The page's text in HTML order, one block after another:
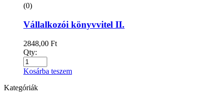
(0)
Vállalkozói könyvvitel II.
2848,00 Ft
Qty:
Kosárba teszem
Kategóriák